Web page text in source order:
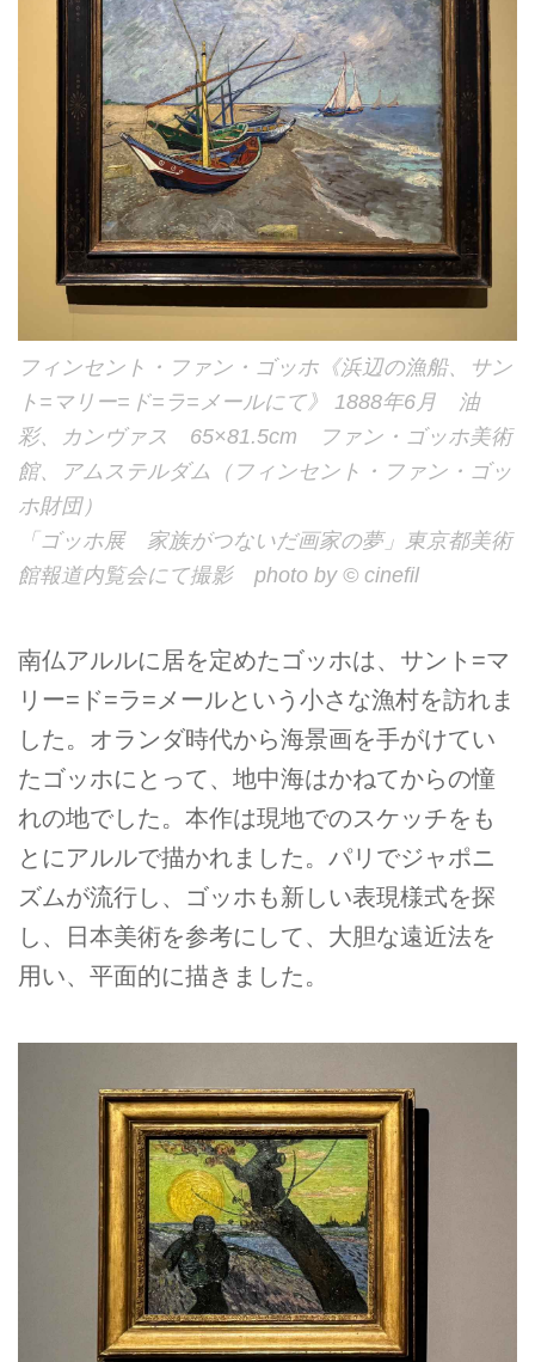
フィンセント・ファン・ゴッホ《浜辺の漁船、サン
ト=マリー=ド=ラ=メールにて》 1888年6月 油
彩、カンヴァス 65×81.5cm ファン・ゴッホ美術
館、アムステルダム（フィンセント・ファン・ゴッ
ホ財団）
「ゴッホ展 家族がつないだ画家の夢」東京都美術
館報道内覧会にて撮影 photo by © cinefil
南仏アルルに居を定めたゴッホは、サント=マ
リー=ド=ラ=メールという小さな漁村を訪れま
した。オランダ時代から海景画を手がけてい
たゴッホにとって、地中海はかねてからの憧
れの地でした。本作は現地でのスケッチをも
とにアルルで描かれました。パリでジャポニ
ズムが流行し、ゴッホも新しい表現様式を探
し、日本美術を参考にして、大胆な遠近法を
用い、平面的に描きました。